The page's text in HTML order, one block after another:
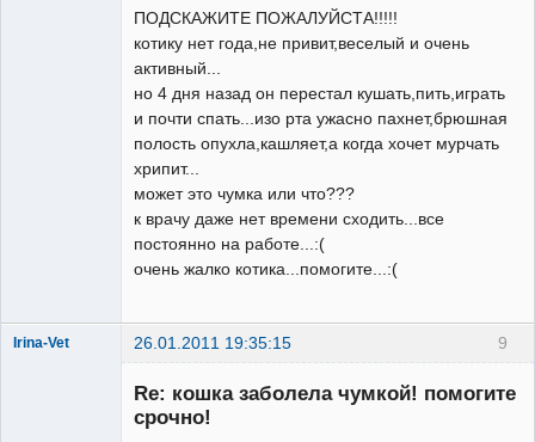
ПОДСКАЖИТЕ ПОЖАЛУЙСТА!!!!!
котику нет года,не привит,веселый и очень
активный...
но 4 дня назад он перестал кушать,пить,играть
и почти спать...изо рта ужасно пахнет,брюшная
полость опухла,кашляет,а когда хочет мурчать
хрипит...
может это чумка или что???
к врачу даже нет времени сходить...все
постоянно на работе...:(
очень жалко котика...помогите...:(
9
Irina-Vet 26.01.2011 19:35:15
Re: кошка заболела чумкой! помогите
срочно!